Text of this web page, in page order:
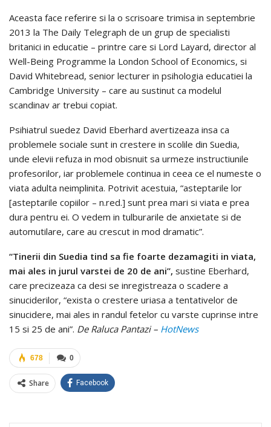
Aceasta face referire si la o scrisoare trimisa in septembrie
2013 la The Daily Telegraph de un grup de specialisti
britanici in educatie – printre care si Lord Layard, director al
Well-Being Programme la London School of Economics, si
David Whitebread, senior lecturer in psihologia educatiei la
Cambridge University – care au sustinut ca modelul
scandinav ar trebui copiat.
Psihiatrul suedez David Eberhard avertizeaza insa ca
problemele sociale sunt in crestere in scolile din Suedia,
unde elevii refuza in mod obisnuit sa urmeze instructiunile
profesorilor, iar problemele continua in ceea ce el numeste o
viata adulta neimplinita. Potrivit acestuia, “asteptarile lor
[asteptarile copiilor – n.red.] sunt prea mari si viata e prea
dura pentru ei. O vedem in tulburarile de anxietate si de
automutilare, care au crescut in mod dramatic”.
“Tinerii din Suedia tind sa fie foarte dezamagiti in viata,
mai ales in jurul varstei de 20 de ani”, sustine Eberhard,
care precizeaza ca desi se inregistreaza o scadere a
sinuciderilor, “exista o crestere uriasa a tentativelor de
sinucidere, mai ales in randul fetelor cu varste cuprinse intre
15 si 25 de ani”. De Raluca Pantazi – HotNews
0
678
Share Facebook